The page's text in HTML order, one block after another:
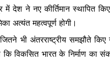
देश ने नए कीर्तिमान स्थापित
अत्यंत महत्वपूर्ण होगी।
भी अंतरराष्ट्रीय समझौते
कि विकसित भारत के निर्माण का